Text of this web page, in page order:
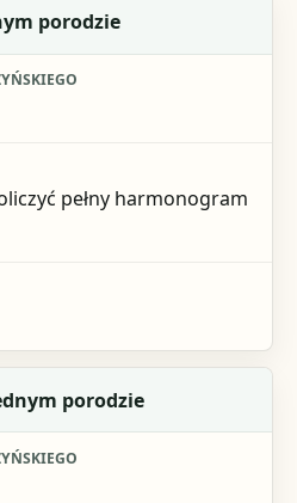
porodzie
pełny harmonogram
porodzie